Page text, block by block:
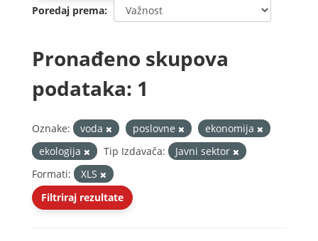
Poredaj prema
Pronađeno skupova
podataka: 1
Oznake: voda poslovne
ekonomija
ekologija
Tip Izdavača:
Javni sektor
Formati:
XLS
Filtriraj rezultate